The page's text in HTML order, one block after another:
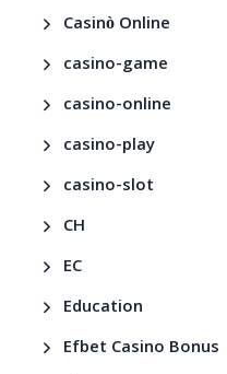
Casinò Online
casino-game
casino-online
casino-play
casino-slot
CH
EC
Education
Efbet Casino Bonus